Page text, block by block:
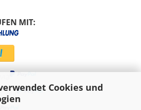
Cookies und
MIT:
via